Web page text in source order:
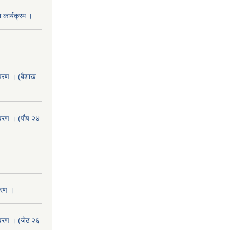
।
। (बैशाख
। (पौष २४
।
। (जेठ २६